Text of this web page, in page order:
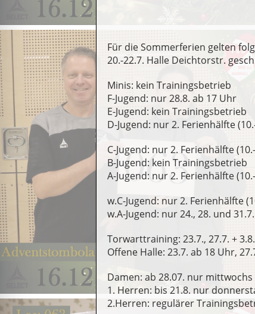
Für die Sommerferien gelten
20.-22.7. Halle Deichtorstr.
Minis: kein Trainingsbetrieb
F-Jugend: nur 28.8. ab 17 Uhr
E-Jugend: kein Trainingsbetrieb
D-Jugend: nur 2. Ferienhälfte
C-Jugend: nur 2. Ferienhälfte
B-Jugend: kein Trainingsbetrieb
A-Jugend: nur 2. Ferienhälfte
w.C-Jugend: nur 2. Ferienhälfte
w.A-Jugend: nur 24., 28. und
Torwarttraining: 23.7., 27.7. +
Offene Halle: 23.7. ab 18 Uhr,
Damen: ab 28.07. nur
1. Herren: bis 21.8. nur
2.Herren: regulärer